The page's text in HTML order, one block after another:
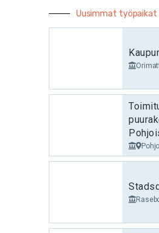
Uusimmat työpaikat